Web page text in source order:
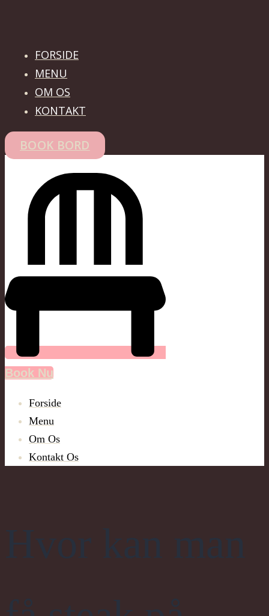
FORSIDE
MENU
OM OS
KONTAKT
BOOK BORD
Book Nu
Forside
Menu
Om Os
Kontakt Os